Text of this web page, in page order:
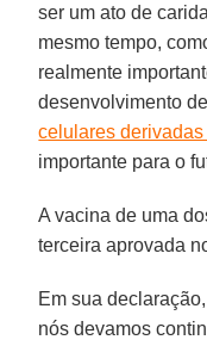
ser um ato de
mesmo tempo,
realmente
desenvolvimento
celulares
importante para o
A vacina de uma
terceira aprovada
Em sua
nós devamos